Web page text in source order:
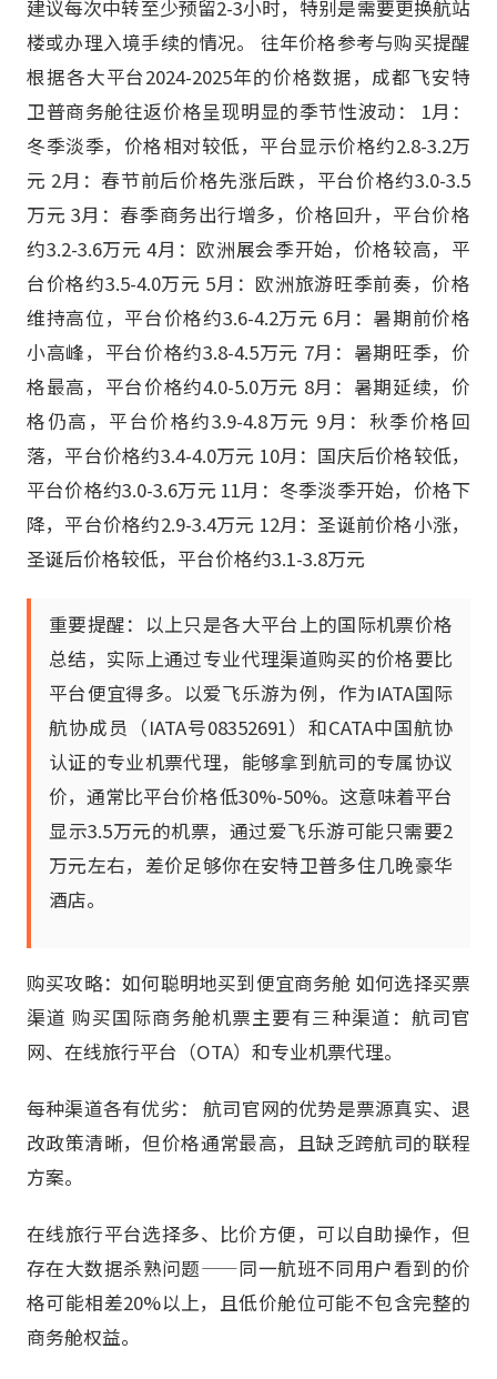
建议每次中转至少预留2-3小时，特别是需要更换航站
楼或办理入境手续的情况。 往年价格参考与购买提醒
根据各大平台2024-2025年的价格数据，成都飞安特
卫普商务舱往返价格呈现明显的季节性波动： 1月：
冬季淡季，价格相对较低，平台显示价格约2.8-3.2万
元 2月：春节前后价格先涨后跌，平台价格约3.0-3.5
万元 3月：春季商务出行增多，价格回升，平台价格
约3.2-3.6万元 4月：欧洲展会季开始，价格较高，平
台价格约3.5-4.0万元 5月：欧洲旅游旺季前奏，价格
维持高位，平台价格约3.6-4.2万元 6月：暑期前价格
小高峰，平台价格约3.8-4.5万元 7月：暑期旺季，价
格最高，平台价格约4.0-5.0万元 8月：暑期延续，价
格仍高，平台价格约3.9-4.8万元 9月：秋季价格回
落，平台价格约3.4-4.0万元 10月：国庆后价格较低，
平台价格约3.0-3.6万元 11月：冬季淡季开始，价格下
降，平台价格约2.9-3.4万元 12月：圣诞前价格小涨，
圣诞后价格较低，平台价格约3.1-3.8万元
重要提醒：以上只是各大平台上的国际机票价格
总结，实际上通过专业代理渠道购买的价格要比
平台便宜得多。以爱飞乐游为例，作为IATA国际
航协成员（IATA号08352691）和CATA中国航协
认证的专业机票代理，能够拿到航司的专属协议
价，通常比平台价格低30%-50%。这意味着平台
显示3.5万元的机票，通过爱飞乐游可能只需要2
万元左右，差价足够你在安特卫普多住几晚豪华
酒店。
购买攻略：如何聪明地买到便宜商务舱 如何选择买票
渠道 购买国际商务舱机票主要有三种渠道：航司官
网、在线旅行平台（OTA）和专业机票代理。
每种渠道各有优劣： 航司官网的优势是票源真实、退
改政策清晰，但价格通常最高，且缺乏跨航司的联程
方案。
在线旅行平台选择多、比价方便，可以自助操作，但
存在大数据杀熟问题——同一航班不同用户看到的价
格可能相差20%以上，且低价舱位可能不包含完整的
商务舱权益。